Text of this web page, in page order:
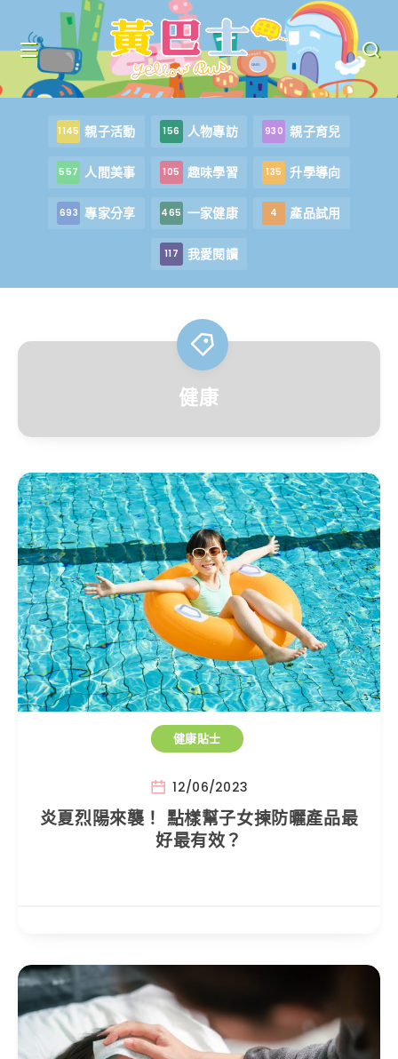
1145 親子活動 156 人物專訪 930 親子育兒
557 人間美事 105 趣味學習 135 升學導向
693 專家分享 465 一家健康 4 產品試用
117 我愛閱讀
健康
健康貼士
12/06/2023
炎夏烈陽來襲！ 點樣幫子女揀防曬產品最
好最有效？